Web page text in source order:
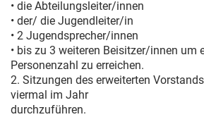
• die Abteilungsleiter/innen
• der/ die Jugendleiter/in
• 2 Jugendsprecher/innen
• bis zu 3 weiteren Beisitzer/innen um
Personenzahl zu erreichen.
2. Sitzungen des erweiterten
viermal im Jahr
durchzuführen.